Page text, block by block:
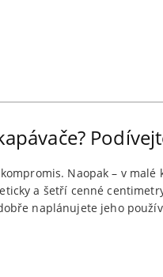
Naopak – v
a šetří cenné
naplánujete jeho